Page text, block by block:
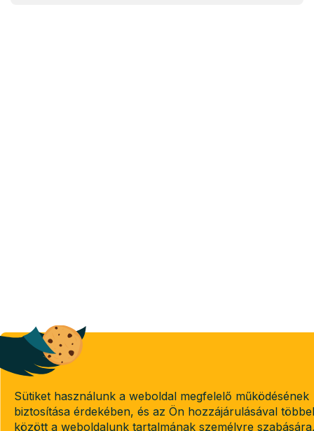
Sütiket használunk a weboldal megfelelő működésének
biztosítása érdekében, és az Ön hozzájárulásával
között a weboldalunk tartalmának személyre